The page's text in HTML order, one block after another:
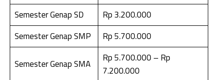
Semester Genap SD
Rp 3.200.000
Semester Genap SMP
Rp 5.700.000
Semester Genap SMA
Rp 5.700.000 – Rp
7.200.000